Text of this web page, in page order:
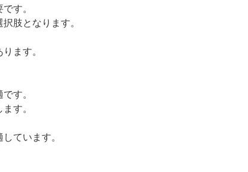
す。
肢となります。
ます。
す。
す。
ています。